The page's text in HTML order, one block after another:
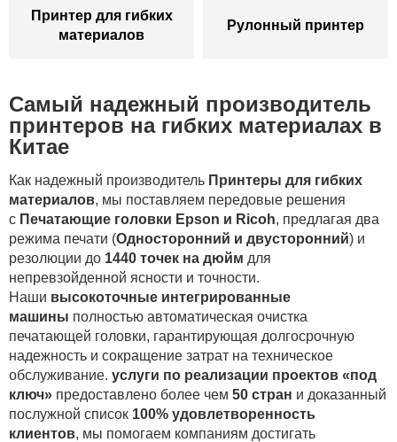
Принтер для гибких
материалов
Рулонный принтер
Самый надежный производитель
принтеров на гибких материалах в
Китае
Как надежный производитель Принтеры для гибких
материалов, мы поставляем передовые решения
с Печатающие головки Epson и Ricoh, предлагая два
режима печати (Односторонний и двусторонний) и
резолюции до 1440 точек на дюйм для
непревзойденной ясности и точности.
Наши высокоточные интегрированные
машины полностью автоматическая очистка
печатающей головки, гарантирующая долгосрочную
надежность и сокращение затрат на техническое
обслуживание. услуги по реализации проектов «под
ключ» предоставлено более чем 50 стран и доказанный
послужной список 100% удовлетворенность
клиентов, мы помогаем компаниям достигать